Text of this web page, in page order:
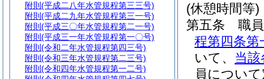
(休憩時間等)
第五条
職
程第四条第
いて、 当
員につい
附則 (平成二八年水管規程第三三号)
附則 (平成二九年水管規程第三一号)
附則 (平成三〇年水管規程第二一号)
附則 (平成三一年水管規程第一〇号)
附則 (令和二年水管規程第四三号)
附則 (令和三年水管規程第二三号)
附則 (令和四年水管規程第一二号)